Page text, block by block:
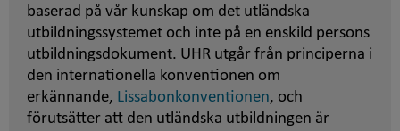
baserad på vår kunskap om det utländska
utbildningssystemet och inte på en enskild persons
utbildningsdokument. UHR utgår från principerna i
den internationella konventionen om
erkännande, Lissabonkonventionen, och
förutsätter att den utländska utbildningen är